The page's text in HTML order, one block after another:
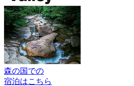
森の国での
宿泊はこちら